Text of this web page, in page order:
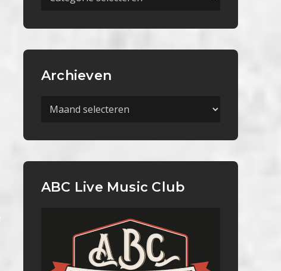
Archieven
Archieven
ABC Live Music Club